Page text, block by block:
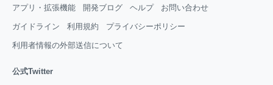
アプリ・拡張機能 開発ブログ ヘルプ お問い合わせ
ガイドライン 利用規約 プライバシーポリシー
利用者情報の外部送信について
公式Twitter